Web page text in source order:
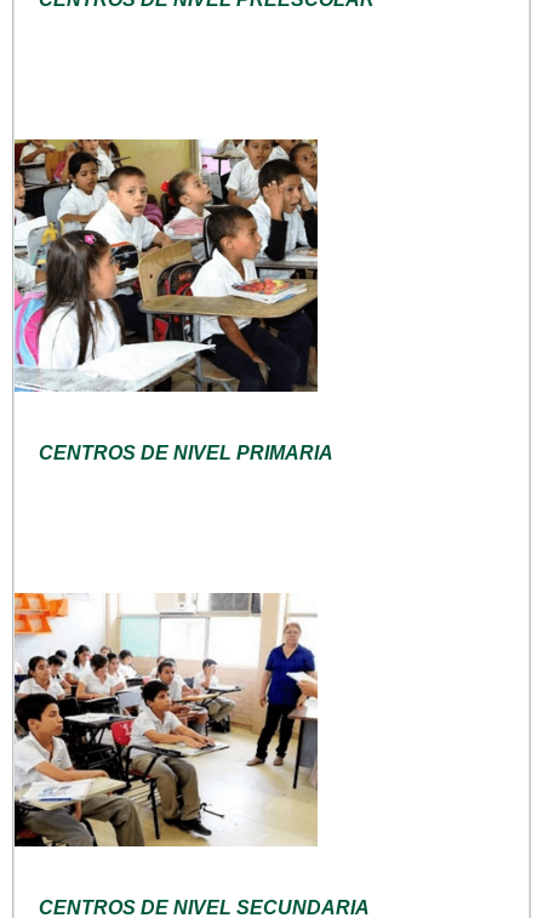
CENTROS DE NIVEL PRIMARIA
CENTROS DE NIVEL SECUNDARIA